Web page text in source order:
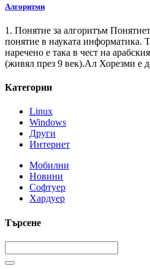
Алгоритми
1. Понятие за алгоритъм
понятие в науката информатика.
наречено е така в чест на
(живял през 9 век).Ал Хорезми е
Категории
Linux
Windows
Други
Интернет
Мобилни
Новини
Софтуер
Хардуер
Търсене